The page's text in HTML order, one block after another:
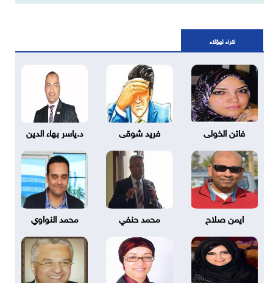
اقراء لهؤلاء
فاتن الخولى فريد شوقى د.ياسر بهاء الدين
ايمن صلاح محمد حنفي محمد النواوي